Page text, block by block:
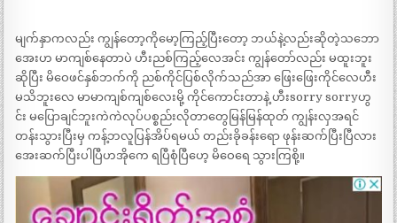
မျက်နှာကလည်း ကျွန်တော့ကိုမော့ကြည့်ပြီးတော့ ဘယ်နဲ့လည်းဆိုတဲ့သဘော
အေးဟ မာကျစ်နေတာပဲ ဟီးညစ်ကြည့်လေအင်း ကျွန်တော်လည်း မထူးဘူး
ဆိုပြီး မိဝေဖင်နှစ်ဘက်ကို ညစ်ကိုင်ပြစ်လိုက်သည်အာ ဖြေးဖြေးကိုင်လေဟီး
မသိဘူးလေ မာမာကျစ်ကျစ်လေးမို့ ကိုင်ကောင်းတာနဲ့ ဟီးsorry sorryဟွ
င်း မပြောချင်ဘူးကဲကဲလုပ်ပစ္စည်းလိုတာတွေမြန်မြန်ထုတ် ကျွန်းလှအရင်
တန်းသွားပြီးမှ ကန့်ဘလူပြန်အိပ်ရမယ် တည်းခိုခန်းရော ဖုန်းဆက်ပြီးပြီလား
အေးဆက်ပြီးပါပြီဟအိုကေ ရပြီစုံပြီဟေ့ မိဝေရေ သွားကြစို့။